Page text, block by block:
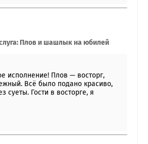
Плов и шашлык на юбилей
исполнение! Плов — восторг,
Всё было подано красиво,
суеты. Гости в восторге, я